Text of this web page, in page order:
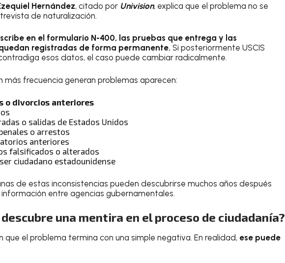
Hernández, citado por Univision, explica que el problema no se
de naturalización.
en el formulario N-400, las pruebas que entrega y las
registradas de forma permanente. Si posteriormente USCIS
esos datos, el caso puede cambiar radicalmente.
más frecuencia generan problemas aparecen:
o divorcios anteriores
o salidas de Estados Unidos
o arrestos
anteriores
falsificados o alterados
ciudadano estadounidense
de estas inconsistencias pueden descubrirse muchos años después
entre agencias gubernamentales.
descubre una mentira en el proceso de ciudadanía?
que el problema termina con una simple negativa. En realidad, ese puede